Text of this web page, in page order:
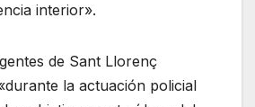
interior».
de Sant Llorenç
la actuación policial